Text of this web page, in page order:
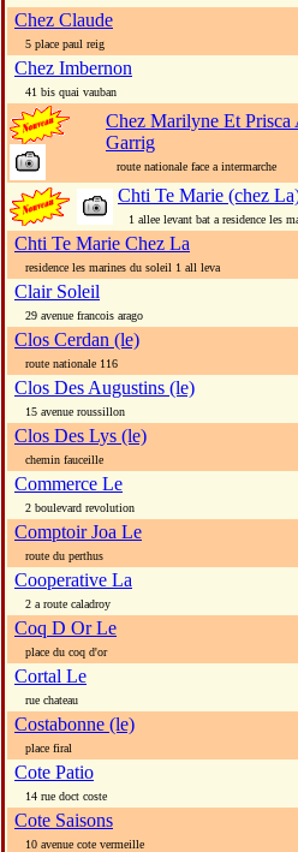
Chez Claude
5 place paul reig
Chez Imbernon
41 bis quai vauban
Chez Marilyne Et Prisca
Garrig
route nationale face a intermarche
Chti Te Marie (chez
1 allee levant bat a residence les
Chti Te Marie Chez La
residence les marines du soleil 1 all leva
Clair Soleil
29 avenue francois arago
Clos Cerdan (le)
route nationale 116
Clos Des Augustins (le)
15 avenue roussillon
Clos Des Lys (le)
chemin fauceille
Commerce Le
2 boulevard revolution
Comptoir Joa Le
route du perthus
Cooperative La
2 a route caladroy
Coq D Or Le
place du coq d'or
Cortal Le
rue chateau
Costabonne (le)
place firal
Cote Patio
14 rue doct coste
Cote Saisons
10 avenue cote vermeille